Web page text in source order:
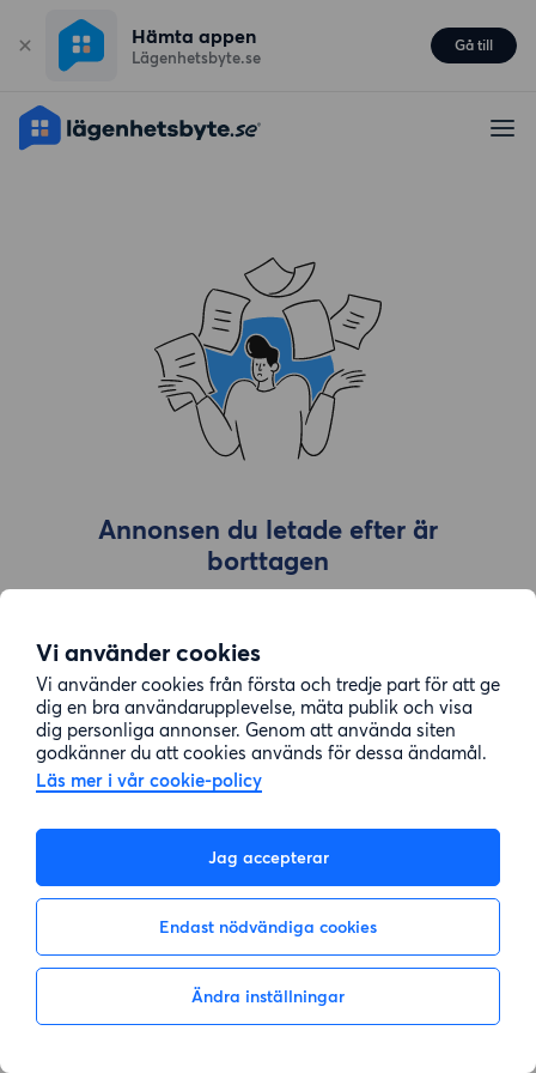
Vi använder cookies
Vi använder cookies från första och tredje part för att ge
dig en bra användarupplevelse, mäta publik och visa
dig personliga annonser. Genom att använda siten
godkänner du att cookies används för dessa ändamål.
Läs mer i vår cookie-policy
Jag accepterar
Endast nödvändiga cookies
Ändra inställningar
Hämta appen
Lägenhetsbyte.se
Gå till
Annonsen du letade efter är
borttagen
Gå till sök